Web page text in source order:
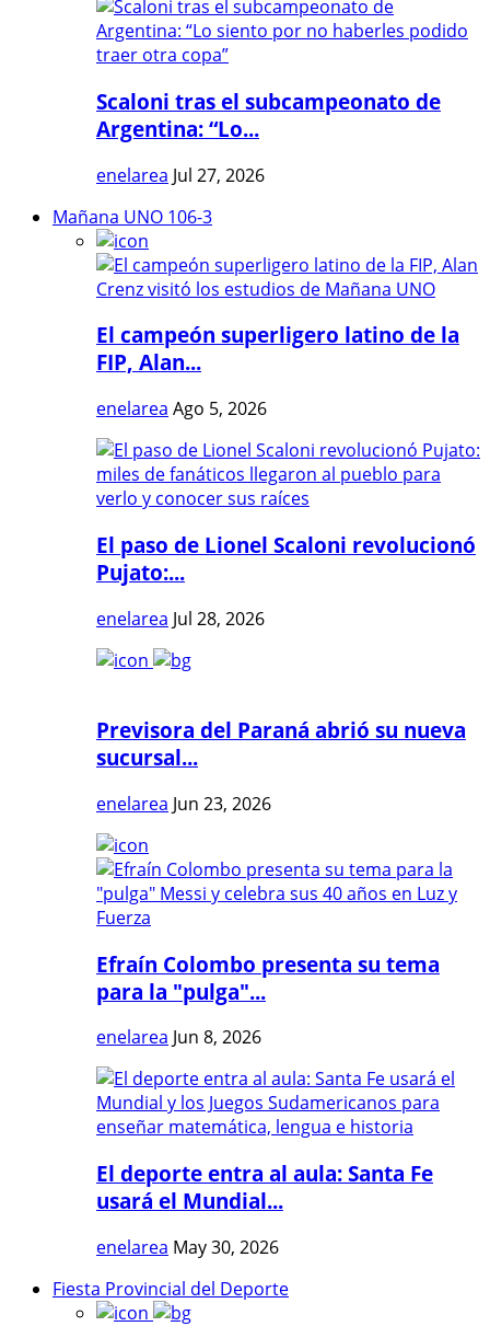
Scaloni tras el subcampeonato de
Argentina: “Lo...
enelarea Jul 27, 2026
Mañana UNO 106-3
El campeón superligero latino de la
FIP, Alan...
enelarea Ago 5, 2026
El paso de Lionel Scaloni revolucionó
Pujato:...
enelarea Jul 28, 2026
Previsora del Paraná abrió su nueva
sucursal...
enelarea Jun 23, 2026
Efraín Colombo presenta su tema
para la "pulga"...
enelarea Jun 8, 2026
El deporte entra al aula: Santa Fe
usará el Mundial...
enelarea May 30, 2026
Fiesta Provincial del Deporte